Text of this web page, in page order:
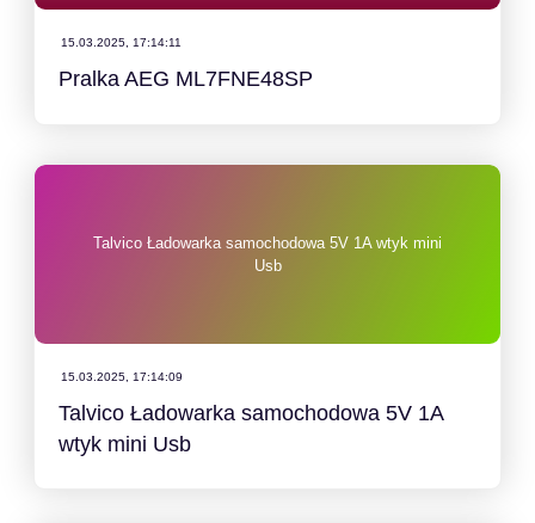
15.03.2025, 17:14:11
Pralka AEG ML7FNE48SP
Talvico Ładowarka samochodowa 5V 1A wtyk mini
Usb
15.03.2025, 17:14:09
Talvico Ładowarka samochodowa 5V 1A
wtyk mini Usb